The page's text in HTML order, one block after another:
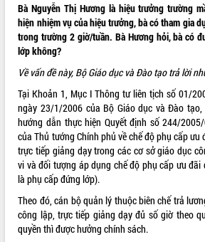
SỞ, BAN, NGÀNH
UBND CÁC XÃ, PHƯỜNG
THÔNG TIN CHỈ ĐẠO ĐIỀU HÀNH
HỆ THỐNG VĂN BẢN
VĂN BẢN HĐND TỈNH
ĐIỂM TIN VĂN BẢN
QUY HOẠCH - KẾ HOẠCH
QUẢNG CÁO
Bà Nguyễn Thị Hương là hiệu trưởng trường
hiện nhiệm vụ của hiệu trưởng, bà có tham gia
trong trường 2 giờ/tuần. Bà Hương hỏi, bà có
lớp không?
Về vấn đề này, Bộ Giáo dục và Đào tạo trả lời
Tại Khoản 1, Mục I Thông tư liên tịch số 01/
ngày 23/1/2006 của Bộ Giáo dục và Đào
hướng dẫn thực hiện Quyết định số244/2005/
của Thủ tướng Chính phủ về chế độ phụ cấp
trực tiếp giảng dạy trong các cơ sở giáo dục
vi và đối tượng áp dụng chế độ phụ cấp ưu
là phụ cấp đứng lớp).
Theo đó, cán bộ quản lý thuộc biên chế trả
công lập, trực tiếp giảng dạy đủ số giờ theo
quyền thì được hưởng chính sách.